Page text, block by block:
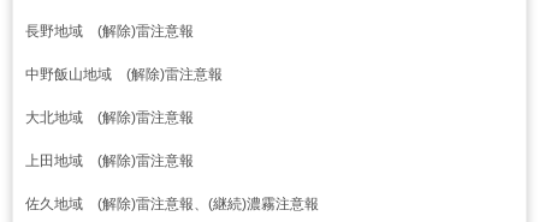
長野地域 (解除)雷注意報
中野飯山地域 (解除)雷注意報
大北地域 (解除)雷注意報
上田地域 (解除)雷注意報
佐久地域 (解除)雷注意報、(継続)濃霧注意報